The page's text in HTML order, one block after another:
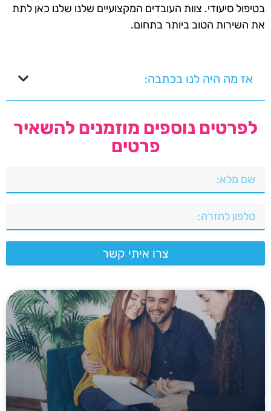
בטיפול סיעודי. צוות העובדים המקצועיים שלנו שלנו כאן לתת
את השירות הטוב ביותר בתחום.
אז מה היה לנו בכתבה:
לפרטים נוספים מוזמנים להשאיר
פרטים
צרו איתי קשר